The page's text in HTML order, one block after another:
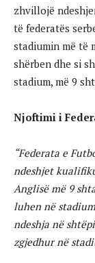
zhvillojë
të federatës
stadiumin më të
shërben dhe si
stadium, më 9
Njoftimi i
“Federata e
ndeshjet
Anglisë më 9
luhen në
ndeshja në
zgjedhur në